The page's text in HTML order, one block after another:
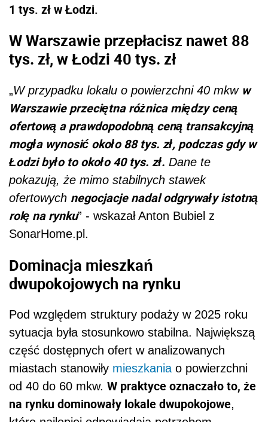
1 tys. zł w Łodzi.
W Warszawie przepłacisz nawet 88
tys. zł, w Łodzi 40 tys. zł
„W przypadku lokalu o powierzchni 40 mkw w
Warszawie przeciętna różnica między ceną
ofertową a prawdopodobną ceną transakcyjną
mogła wynosić około 88 tys. zł, podczas gdy w
Łodzi było to około 40 tys. zł. Dane te
pokazują, że mimo stabilnych stawek
ofertowych negocjacje nadal odgrywały istotną
rolę na rynku” - wskazał Anton Bubiel z
SonarHome.pl.
Dominacja mieszkań
dwupokojowych na rynku
Pod względem struktury podaży w 2025 roku
sytuacja była stosunkowo stabilna. Największą
część dostępnych ofert w analizowanych
miastach stanowiły mieszkania o powierzchni
od 40 do 60 mkw. W praktyce oznaczało to, że
na rynku dominowały lokale dwupokojowe,